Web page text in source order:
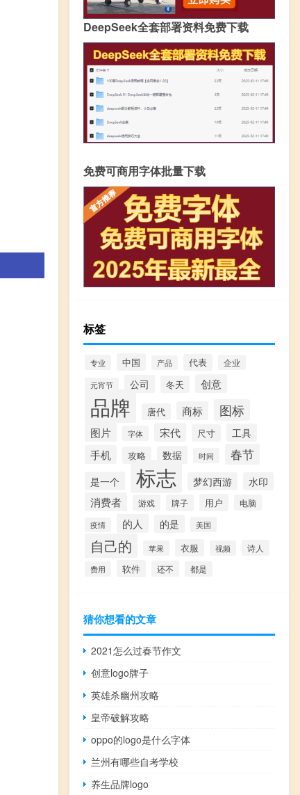
DeepSeek全套部署资料免费下载
免费可商用字体批量下载
标签
专业 中国 产品 代表 企业
元宵节 公司 冬天 创意
品牌 唐代 商标 图标
图片 字体 宋代 尺寸 工具
手机 攻略 数据 时间 春节
是一个 标志 梦幻西游 水印
消费者 游戏 牌子 用户 电脑
疫情 的人 的是 美国
自己的 苹果 衣服 视频 诗人
费用 软件 还不 都是
猜你想看的文章
2021怎么过春节作文
创意logo牌子
英雄杀幽州攻略
皇帝破解攻略
oppo的logo是什么字体
兰州有哪些自考学校
养生品牌logo